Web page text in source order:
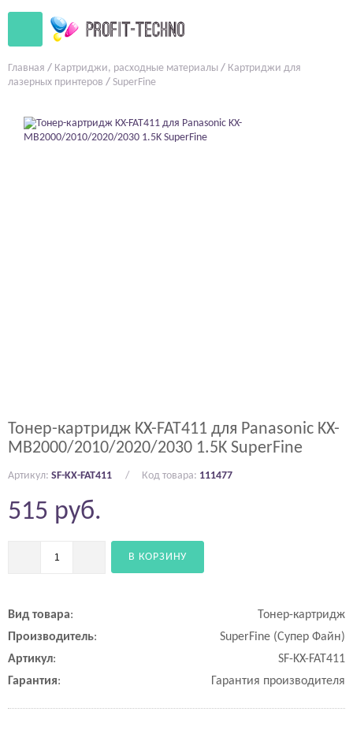
Главная / Картриджи, расходные материалы / Картриджи для
лазерных принтеров / SuperFine
Тонер-картридж KX-FAT411 для Panasonic KX-
MB2000/2010/2020/2030 1.5K SuperFine
Артикул: SF-KX-FAT411 Код товара: 111477
Вид товара:
Тонер-картридж
Производитель:
SuperFine (Супер Файн)
Артикул:
SF-KX-FAT411
Гарантия: Гарантия производителя
515 руб.
В КОРЗИНУ